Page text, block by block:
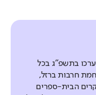
בתשפ"ג בכל
חרבות ברזל,
הבית-ספרים